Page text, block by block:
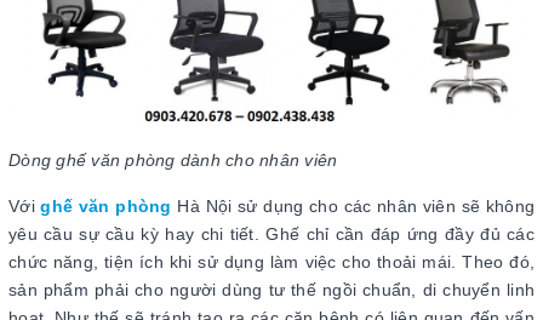
Dòng ghế văn phòng dành cho nhân viên
Vớighế văn phòng Hà Nội sử dụng cho các nhân viên sẽ không
yêu cầu sự cầu kỳ hay chi tiết. Ghế chỉ cần đáp ứng đầy đủ các
chức năng, tiện ích khi sử dụng làm việc cho thoải mái. Theo đó,
sản phẩm phải cho người dùng tư thế ngồi chuẩn, di chuyển linh